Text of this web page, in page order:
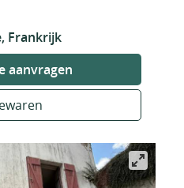
Frankrijk
aanvragen